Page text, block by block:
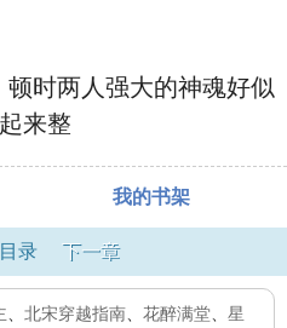
两人强大的神魂好似
来整
我的书架
目录 下一章
北宋穿越指南 花醉满堂
星